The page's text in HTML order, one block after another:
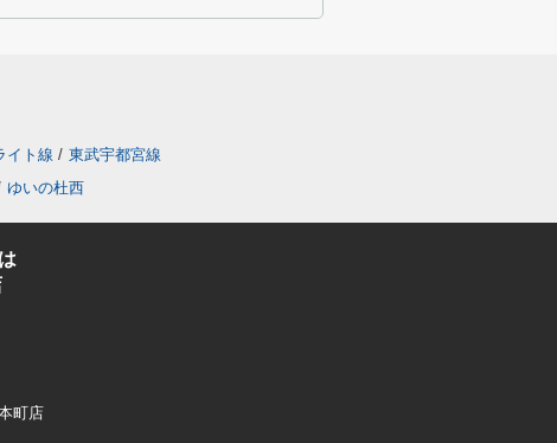
イト線 / 東武宇都宮線
ゆいの杜西
町店